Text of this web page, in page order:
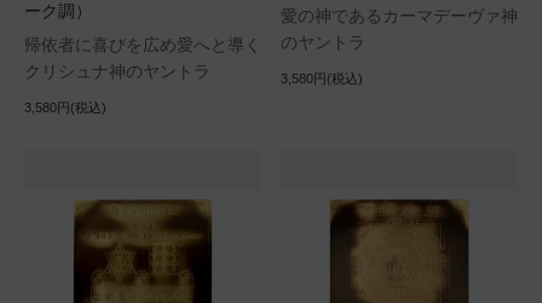
ーク調）
帰依者に喜びを広め愛へと導く
クリシュナ神のヤントラ
3,580円(税込)
愛の神であるカーマデーヴァ神
のヤントラ
3,580円(税込)